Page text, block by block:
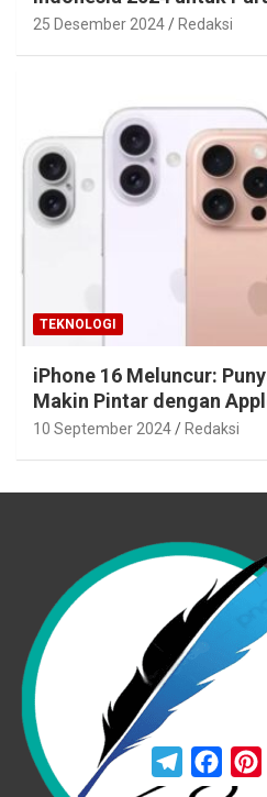
25 Desember 2024 Redaksi
TEKNOLOGI
iPhone 16 Meluncur:
Makin Pintar dengan
10 September 2024 Redaksi
T
c